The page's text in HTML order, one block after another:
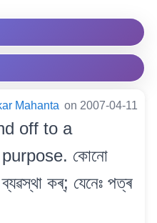
Mahanta on 2007-04-11
off to a
কোনো
কৰ্; যেনেঃ পত্ৰ